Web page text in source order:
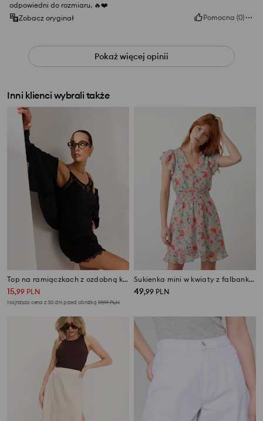
odpowiedni do rozmiaru. 🔥❤️
Zobacz oryginał
Pomocna (0)
Pokaż więcej opinii
Inni klienci wybrali także
Top na ramiączkach z ozdobną koronką
15,99 PLN
Najniższa cena z 30 dni przed obniżką 19,99PLN
Sukienka mini w kwiaty z falbankami
49,99 PLN